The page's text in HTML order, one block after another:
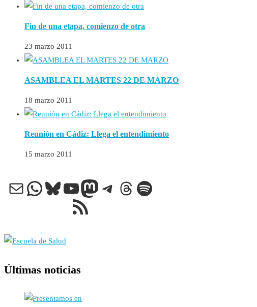
Fin de una etapa, comienzo de otra
23 marzo 2011
ASAMBLEA EL MARTES 22 DE MARZO
18 marzo 2011
Reunión en Cádiz: Llega el entendimiento
15 marzo 2011
Correo electrónico
WhatsApp
Bluesky
YouTube
Mastodon
Telegram
Threads
Spotify
Feed RSS
Últimas noticias